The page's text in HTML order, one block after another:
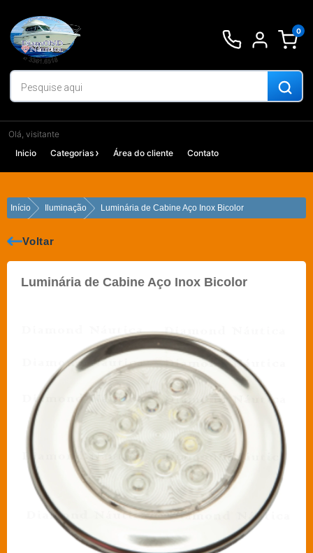
para
conteúdo
0
Olá, visitante
Inicio
Categorias Área do cliente Contato
Início Iluminação Luminária de Cabine Aço Inox Bicolor
Voltar
Luminária de Cabine Aço Inox Bicolor